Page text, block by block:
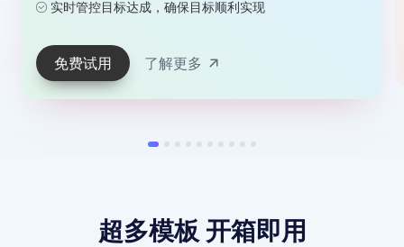
实时管控目标达成，确保目标顺利实现
免费试用 了解更多
超多模板 开箱即用